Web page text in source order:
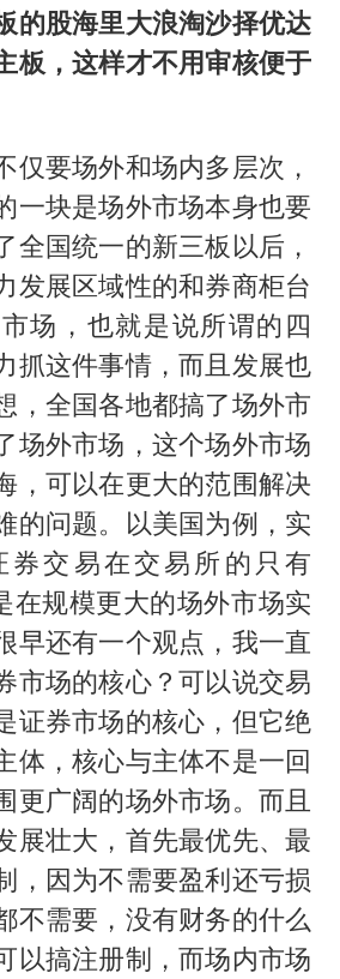
的股海里大浪淘沙择优达
板，这样才不用审核便于
仅要场外和场内多层次，
一块是场外市场本身也要
全国统一的新三板以后，
发展区域性的和券商柜台
场，也就是说所谓的四
抓这件事情，而且发展也
，全国各地都搞了场外市
场外市场，这个场外市场
，可以在更大的范围解决
的问题。以美国为例，实
券交易在交易所的只有
在规模更大的场外市场实
早还有一个观点，我一直
市场的核心？可以说交易
证券市场的核心，但它绝
体，核心与主体不是一回
更广阔的场外市场。而且
展壮大，首先最优先、最
，因为不需要盈利还亏损
不需要，没有财务的什么
以搞注册制，而场内市场